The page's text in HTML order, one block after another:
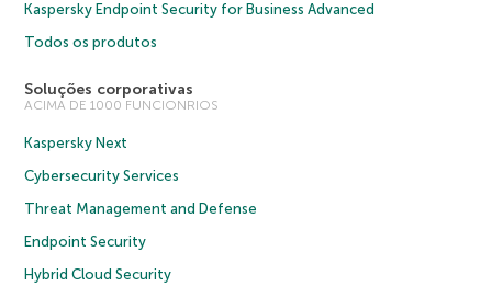
Kaspersky Endpoint Security for Business Advanced
Todos os produtos
Soluções corporativas
ACIMA DE 1000 FUNCIONRIOS
Kaspersky Next
Cybersecurity Services
Threat Management and Defense
Endpoint Security
Hybrid Cloud Security